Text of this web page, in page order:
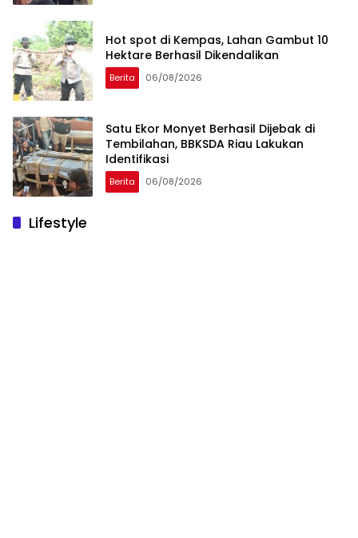
Hot spot di Kempas, Lahan Gambut 10
Hektare Berhasil Dikendalikan
Berita 06/08/2026
Satu Ekor Monyet Berhasil Dijebak di
Tembilahan, BBKSDA Riau Lakukan
Identifikasi
Berita 06/08/2026
Lifestyle